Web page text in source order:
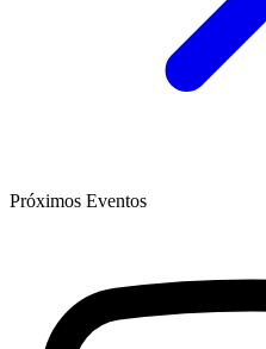
Próximos Eventos